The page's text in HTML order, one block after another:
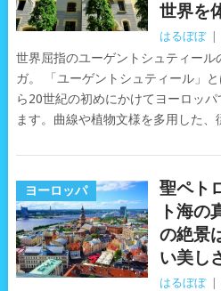
世界を
はるぼぼ
世界屈指のユーゲントシュティール
ガ。 「ユーゲントシュティール」
ら20世紀の初めにかけてヨーロッ
ます。曲線や植物文様を多用した、
ヨーロッパ
聖ペト
ト海の
の絶景
い美し
はるぼぼ